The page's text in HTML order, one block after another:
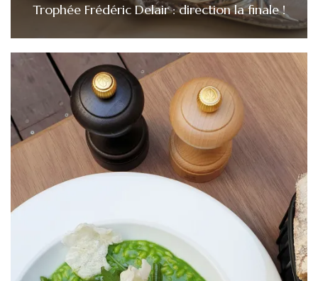
Trophée Frédéric Delair : direction la finale !